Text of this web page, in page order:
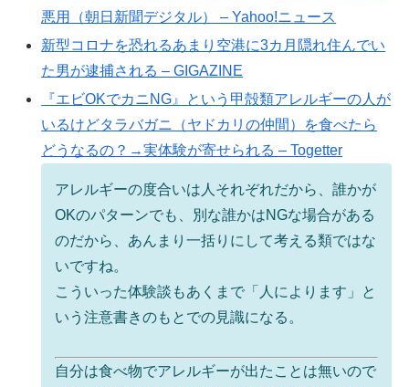
悪用（朝日新聞デジタル） – Yahoo!ニュース
新型コロナを恐れるあまり空港に3カ月隠れ住んでい
た男が逮捕される – GIGAZINE
『エビOKでカニNG』という甲殻類アレルギーの人が
いるけどタラバガニ（ヤドカリの仲間）を食べたら
どうなるの？→実体験が寄せられる – Togetter
アレルギーの度合いは人それぞれだから、誰かが
OKのパターンでも、別な誰かはNGな場合がある
のだから、あんまり一括りにして考える類ではな
いですね。
こういった体験談もあくまで「人によります」と
いう注意書きのもとでの見識になる。
自分は食べ物でアレルギーが出たことは無いので